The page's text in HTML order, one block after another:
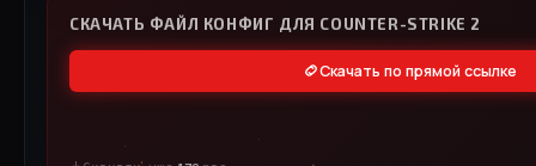
СКАЧАТЬ ФАЙЛ КОНФИГ ДЛЯ COUNTER-STRIKE 2
Скачать по прямой ссылке